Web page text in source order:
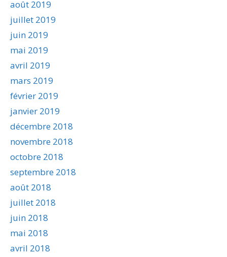
août 2019
juillet 2019
juin 2019
mai 2019
avril 2019
mars 2019
février 2019
janvier 2019
décembre 2018
novembre 2018
octobre 2018
septembre 2018
août 2018
juillet 2018
juin 2018
mai 2018
avril 2018